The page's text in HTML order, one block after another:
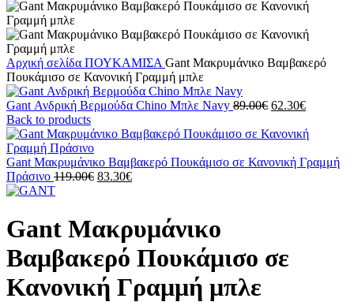
Αρχική σελίδα ΠΟΥΚΑΜΙΣΑ Gant Μακρυμάνικo Βαμβακερό
Πουκάμισο σε Κανονική Γραμμή μπλε
Gant Ανδρική Βερμούδα Chino Μπλε Navy 89.00€ Original
was:
62.30€Η
τιμή
62.30€.
Back to products
Gant Μακρυμάνικo Βαμβακερό Πουκάμισο σε Κανονική Γραμμή
Πράσινο 119.00€ Original
83.30€Η
83.30€.
Gant Μακρυμάνικo
Βαμβακερό Πουκάμισο σε
Κανονική Γραμμή μπλε